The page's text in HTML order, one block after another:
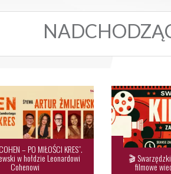
– PO MIŁOŚCI KRES”.
w hołdzie Leonardowi
Cohenowi
🎬
filmowe